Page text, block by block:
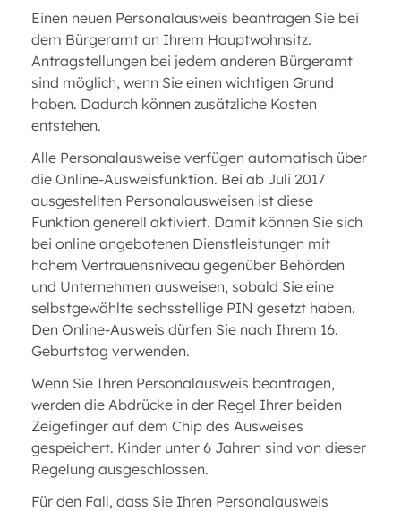
Einen neuen Personalausweis beantragen Sie bei
dem Bürgeramt an Ihrem Hauptwohnsitz.
Antragstellungen bei jedem anderen Bürgeramt
sind möglich, wenn Sie einen wichtigen Grund
haben. Dadurch können zusätzliche Kosten
entstehen.
Alle Personalausweise verfügen automatisch über
die Online-Ausweisfunktion. Bei ab Juli 2017
ausgestellten Personalausweisen ist diese
Funktion generell aktiviert. Damit können Sie sich
bei online angebotenen Dienstleistungen mit
hohem Vertrauensniveau gegenüber Behörden
und Unternehmen ausweisen, sobald Sie eine
selbstgewählte sechsstellige PIN gesetzt haben.
Den Online-Ausweis dürfen Sie nach Ihrem 16.
Geburtstag verwenden.
Wenn Sie Ihren Personalausweis beantragen,
werden die Abdrücke in der Regel Ihrer beiden
Zeigefinger auf dem Chip des Ausweises
gespeichert. Kinder unter 6 Jahren sind von dieser
Regelung ausgeschlossen.
Für den Fall, dass Sie Ihren Personalausweis